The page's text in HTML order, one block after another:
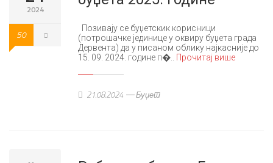
2024
50
Позивају се буџетскик корисници
(потрошачке јединице у оквиру буџета града
Дервента) да у писaном облику најкасније до
15. 09. 2024. године п�..
Прочитај више
21.08.2024 Буџет